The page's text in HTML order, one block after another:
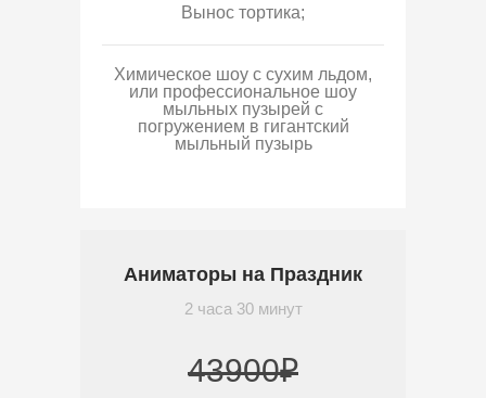
Вынос тортика;
Химическое шоу с сухим льдом,
или профессиональное шоу
мыльных пузырей с
погружением в гигантский
мыльный пузырь
Аниматоры на Праздник
2 часа 30 минут
43900₽